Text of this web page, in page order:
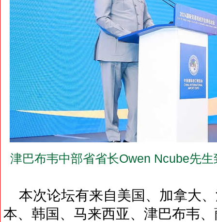
津巴布韦中部省省长Owen Ncube先
本次论坛有来自美国、加拿大
本、韩国、马来西亚、津巴布韦